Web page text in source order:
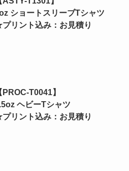
ショートスリーブTシャツ
リント込み：お見積り
PROC-T0041】
ヘビーTシャツ
リント込み：お見積り